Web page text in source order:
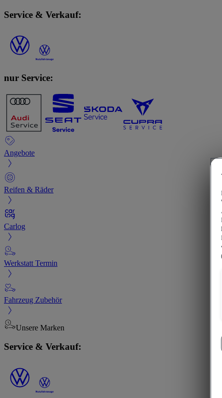
Service & Verkauf:
nur Service:
Angebote
Reifen & Räder
Carlog
Werkstatt Termin
Fahrzeug Zubehör
Unsere Marken
Service & Verkauf: